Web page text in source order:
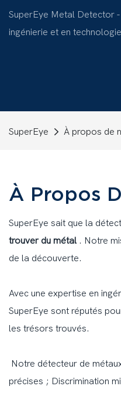
SuperEye Metal Detector
ingénierie et en
SuperEye À propos de
À Propos
SuperEye sait que la
trouver du métal . Notre
de la découverte.
Avec une expertise en
SuperEye sont réputés
les trésors trouvés.
Notre détecteur de
précises ; Discrimination